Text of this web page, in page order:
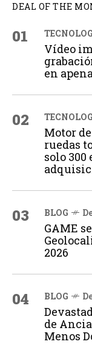
DEAL OF THE
01
Vídeo
en
02
Motor
ruedas
solo
03 BLOG
GAME
2026
04 BLOG
de
Menos